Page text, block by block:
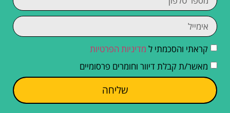
קראתי והסכמתי ל מדיניות הפרטיות
מאשר/ת קבלת דיוור וחומרים פרסומיים
שליחה